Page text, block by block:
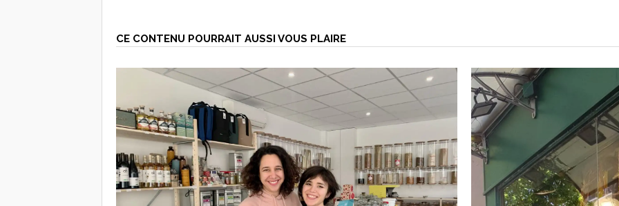
CE CONTENU POURRAIT AUSSI VOUS PLAIRE